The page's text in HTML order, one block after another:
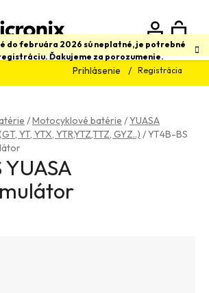
do februára 2026 sú neplatné, je potrebné
Ďakujeme za porozumenie.
Prihlásenie Registrácia
Hľadať
/Motocyklové batérie /YUASA
YT, YTX, YTR,YTZ,TTZ, GYZ..) /YT4B-BS